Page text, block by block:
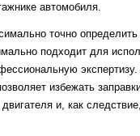
автомобиля.
точно определить
подходит для
избежать
и, как